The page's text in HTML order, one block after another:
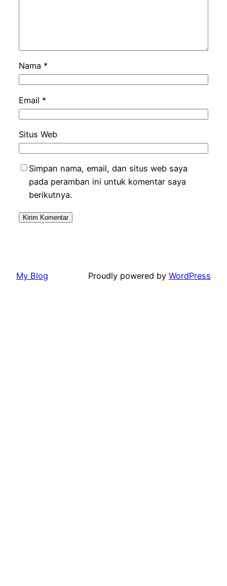
Nama *
Email *
Situs Web
Simpan nama, email, dan situs web saya
pada peramban ini untuk komentar saya
berikutnya.
My Blog Proudly powered by WordPress